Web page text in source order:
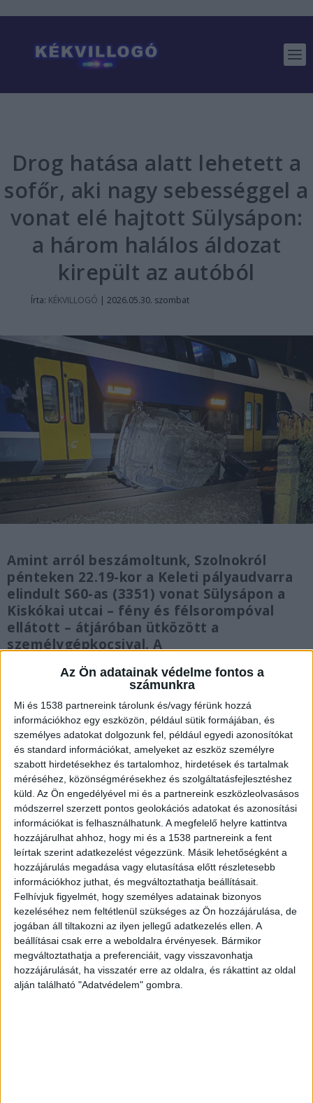
Az Ön adatainak védelme fontos a
számunkra
Mi és 1538 partnereink tárolunk és/vagy férünk hozzá
információkhoz egy eszközön, például sütik formájában, és
személyes adatokat dolgozunk fel, például egyedi azonosítókat
és standard információkat, amelyeket az eszköz személyre
szabott hirdetésekhez és tartalomhoz, hirdetések és tartalmak
méréséhez, közönségmérésekhez és szolgáltatásfejlesztéshez
küld. Az Ön engedélyével mi és a partnereink eszközleolvasásos
módszerrel szerzett pontos geolokációs adatokat és azonosítási
információkat is felhasználhatunk. A megfelelő helyre kattintva
hozzájárulhat ahhoz, hogy mi és a 1538 partnereink a fent
leírtak szerint adatkezelést végezzünk. Másik lehetőségként a
hozzájárulás megadása vagy elutasítása előtt részletesebb
információkhoz juthat, és megváltoztathatja beállításait.
Felhívjuk figyelmét, hogy személyes adatainak bizonyos
kezeléséhez nem feltétlenül szükséges az Ön hozzájárulása, de
jogában áll tiltakozni az ilyen jellegű adatkezelés ellen. A
beállításai csak erre a weboldalra érvényesek. Bármikor
megváltoztathatja a preferenciáit, vagy visszavonhatja
hozzájárulását, ha visszatér erre az oldalra, és rákattint az oldal
alján található "Adatvédelem" gombra.
Drog hatása alatt lehetett a
sofőr, aki nagy sebességgel a
vonat elé hajtott Sülysápon:
a három halálos áldozat
kirepült az autóból
Írta: KÉKVILLOGÓ | 2026.05.30. szombat
Amint arról beszámoltunk, Szolnokról
pénteken 22.19-kor a Keleti pályaudvarra
elindult S60-as (3351) vonat Sülysápon a
Kiskókai utcai – fény és félsorompóval
ellátott – átjáróban ütközött a
személygépkocsival. A
katasztrófavédelem tájékoztatása szerint
az autóban utazók mindannyian kiestek a
járműből a baleset következtében.
A tilos jelzés ellenére hajtott a sínekre
Az az autós figyelmen kívül hagyta a tilos jelzést,
és a Szolnok felől Budapest irányába közlekedő
vonat elé hajtott. Az autóban utazó három férfi
azonosítása is sok időbe telt, végül a hatóságok
szerint egy 26, egy 29 és egy 32 éves személy halt
meg az éjjeli balesetben.A Kékvillogó
legfrissebb híreit ide kattintva éred el! A
Facebookon már 341 ezernél is többen követnek
minket